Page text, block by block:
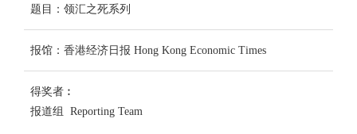
题目：领汇之死系列
报馆：香港经济日报 Hong Kong Economic Times
得奖者︰
报道组 Reporting Team